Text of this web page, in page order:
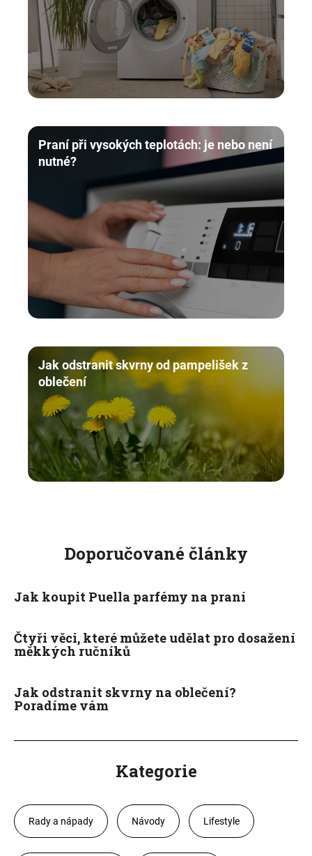
Praní při vysokých teplotách: je nebo není
nutné?
Jak odstranit skvrny od pampelišek z
oblečení
Doporučované články
Jak koupit Puella parfémy na praní
Čtyři věci, které můžete udělat pro dosažení
měkkých ručníků
Jak odstranit skvrny na oblečení?
Poradíme vám
Kategorie
Rady a nápady Návody Lifestyle